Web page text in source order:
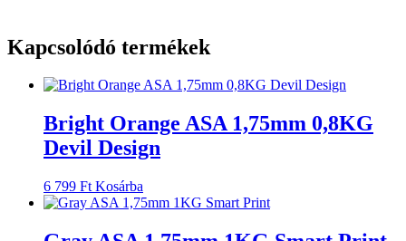
Kapcsolódó termékek
Bright Orange ASA 1,75mm 0,8KG
Devil Design
6 799 Ft Kosárba